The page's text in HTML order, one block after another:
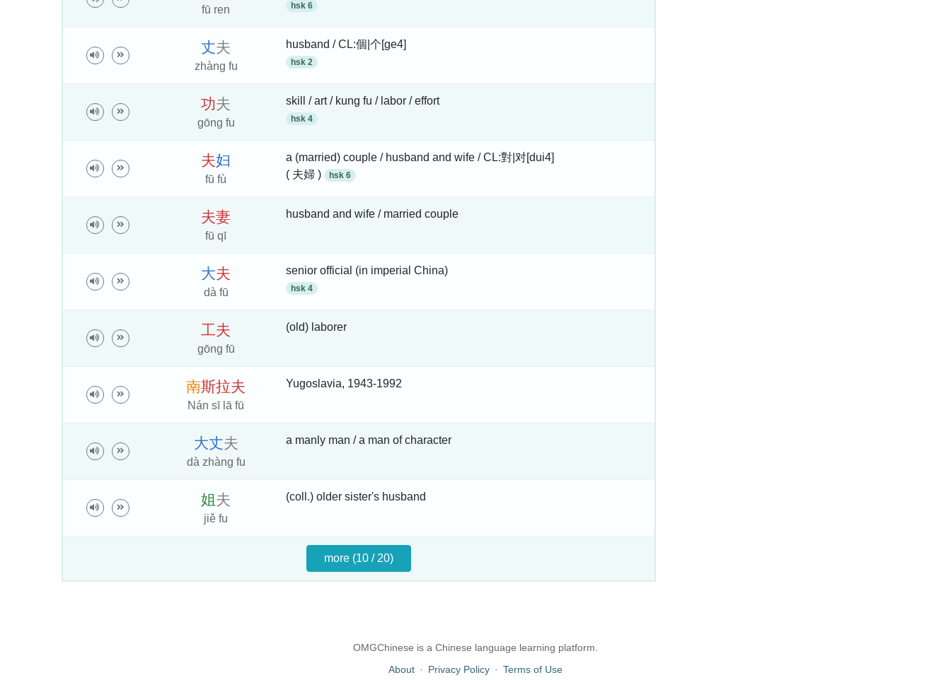
fū ren hsk 6
丈夫
zhàng fu
husband / CL:個|个[ge4]
hsk 2
功夫
gōng fu
skill / art / kung fu / labor / effort
hsk 4
夫妇
fū fù
a (married) couple / husband and wife / CL:對|对[dui4]
( 夫婦 )
hsk 6
夫妻
fū qī
husband and wife / married couple
大夫
dà fū
senior official (in imperial China)
hsk 4
工夫
gōng fū
(old) laborer
南斯拉夫
Nán sī lā fū
Yugoslavia, 1943-1992
大丈夫
dà zhàng fu
a manly man / a man of character
姐夫
jiě fu
(coll.) older sister's husband
more (10 / 20)
OMGChinese is a Chinese language learning platform.
About · Privacy Policy · Terms of Use